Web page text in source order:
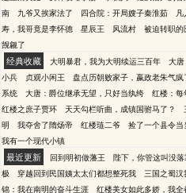
南
九爷又挨家法了 四合院：开局嫂子秦淮茹 凡
寿，我哥竟是李怀德
星辰王 风流村 被迫转职的
觊觎了
经典收藏 大明暴君，我为大明续运三百年 大
小兵
贞观小闲王 盘点历朝败家子，嬴政老朱气疯
系统
大唐：爵位继承无望，只好当纨绔 红楼：每
红楼之庶子贾环
天天勾栏听曲，成镇国驸马了？
明
我夺舍了隋炀帝 红楼琏二爷 捡了一个县令当
我有一个现代小镇
最近更新 回到明初做藩王 陛下，你管这叫没落
极
穿越回到民国姨太太们都想整死我 三国之蜀汉
锦：我在南明的奋斗生涯
红楼美女如此多娇，我全